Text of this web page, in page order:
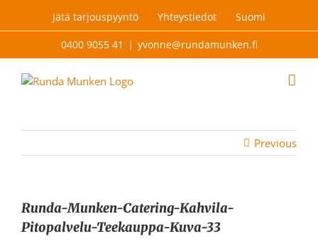
Jätä tarjouspyyntö Yhteystiedot Suomi
0400 9055 41 | yvonne@rundamunken.fi
Previous
Runda-Munken-Catering-Kahvila-
Pitopalvelu-Teekauppa-Kuva-33